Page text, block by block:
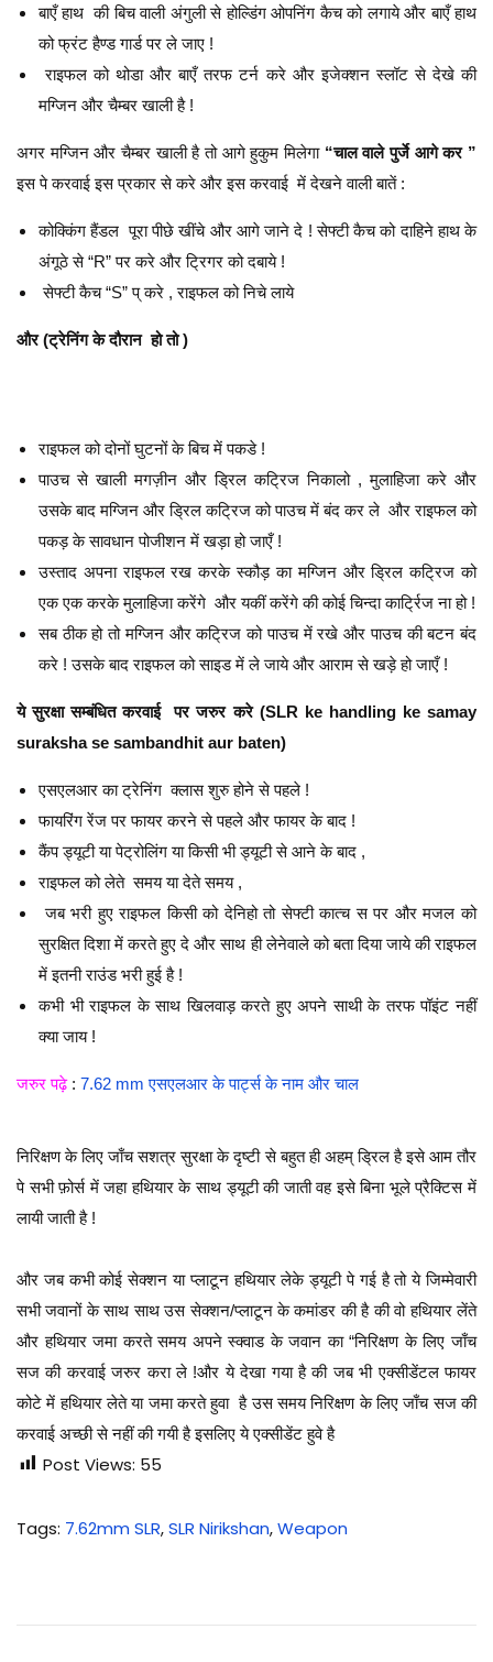
बाएँ हाथ की बिच वाली अंगुली से होल्डिंग ओपनिंग कैच को लगाये और बाएँ हाथ
को फ्रंट हैण्ड गार्ड पर ले जाए !
राइफल को थोडा और बाएँ तरफ टर्न करे और इजेक्शन स्लॉट से देखे की
मग्जिन और चैम्बर खाली है !
अगर मग्जिन और चैम्बर खाली है तो आगे हुकुम मिलेगा “चाल वाले पुर्जे आगे कर ”
इस पे करवाई इस प्रकार से करे और इस करवाई में देखने वाली बातें :
कोक्किंग हैंडल पूरा पीछे खींचे और आगे जाने दे ! सेफ्टी कैच को दाहिने हाथ के
अंगूठे से “R” पर करे और ट्रिगर को दबाये !
सेफ्टी कैच “S” प् करे , राइफल को निचे लाये
और (ट्रेनिंग के दौरान हो तो )
राइफल को दोनों घुटनों के बिच में पकडे !
पाउच से खाली मगज़ीन और ड्रिल कट्रिज निकालो , मुलाहिजा करे और
उसके बाद मग्जिन और ड्रिल कट्रिज को पाउच में बंद कर ले और राइफल को
पकड़ के सावधान पोजीशन में खड़ा हो जाएँ !
उस्ताद अपना राइफल रख करके स्कौड़ का मग्जिन और ड्रिल कट्रिज को
एक एक करके मुलाहिजा करेंगे और यकीं करेंगे की कोई चिन्दा कार्ट्रिज ना हो !
सब ठीक हो तो मग्जिन और कट्रिज को पाउच में रखे और पाउच की बटन बंद
करे ! उसके बाद राइफल को साइड में ले जाये और आराम से खड़े हो जाएँ !
ये सुरक्षा सम्बंधित करवाई पर जरुर करे (SLR ke handling ke samay
suraksha se sambandhit aur baten)
एसएलआर का ट्रेनिंग क्लास शुरु होने से पहले !
फायरिंग रेंज पर फायर करने से पहले और फायर के बाद !
कैंप ड्यूटी या पेट्रोलिंग या किसी भी ड्यूटी से आने के बाद ,
राइफल को लेते समय या देते समय ,
जब भरी हुए राइफल किसी को देनिहो तो सेफ्टी कात्च स पर और मजल को
सुरक्षित दिशा में करते हुए दे और साथ ही लेनेवाले को बता दिया जाये की राइफल
में इतनी राउंड भरी हुई है !
कभी भी राइफल के साथ खिलवाड़ करते हुए अपने साथी के तरफ पॉइंट नहीं
क्या जाय !
जरुर पढ़े: 7.62 mm एसएलआर के पार्ट्स के नाम और चाल
निरिक्षण के लिए जाँच सशत्र सुरक्षा के दृष्टी से बहुत ही अहम् ड्रिल है इसे आम तौर
पे सभी फ़ोर्स में जहा हथियार के साथ ड्यूटी की जाती वह इसे बिना भूले प्रैक्टिस में
लायी जाती है !
और जब कभी कोई सेक्शन या प्लाटून हथियार लेके ड्यूटी पे गई है तो ये जिम्मेवारी
सभी जवानों के साथ साथ उस सेक्शन/प्लाटून के कमांडर की है की वो हथियार लेंते
और हथियार जमा करते समय अपने स्क्वाड के जवान का “निरिक्षण के लिए जाँच
सज की करवाई जरुर करा ले !और ये देखा गया है की जब भी एक्सीडेंटल फायर
कोटे में हथियार लेते या जमा करते हुवा है उस समय निरिक्षण के लिए जाँच सज की
करवाई अच्छी से नहीं की गयी है इसलिए ये एक्सीडेंट हुवे है
Post Views: 55
Tags: 7.62mm SLR,SLR Nirikshan,Weapon